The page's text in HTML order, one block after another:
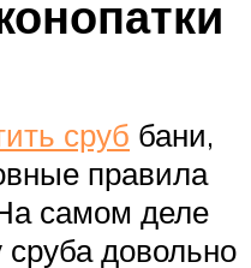
сруб бани,
правила
самом деле
сруба довольно